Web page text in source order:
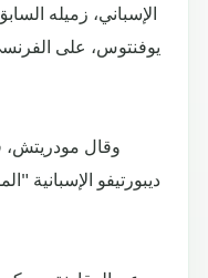
الإسباني، زميله
يوفنتوس، على
وقال
ديبورتيفو الإسبانية